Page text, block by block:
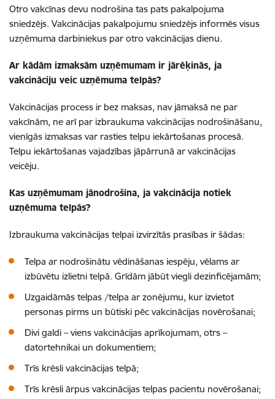
Otro vakcīnas devu nodrošina tas pats pakalpojuma
sniedzējs. Vakcinācijas pakalpojumu sniedzējs informēs visus
uzņēmuma darbiniekus par otro vakcinācijas dienu.
Ar kādām izmaksām uzņēmumam ir jārēķinās, ja
vakcināciju veic uzņēmuma telpās?
Vakcinācijas process ir bez maksas, nav jāmaksā ne par
vakcīnām, ne arī par izbraukuma vakcinācijas nodrošināšanu,
vienīgās izmaksas var rasties telpu iekārtošanas procesā.
Telpu iekārtošanas vajadzības jāpārrunā ar vakcinācijas
veicēju.
Kas uzņēmumam jānodrošina, ja vakcinācija notiek
uzņēmuma telpās?
Izbraukuma vakcinācijas telpai izvirzītās prasības ir šādas:
Telpa ar nodrošinātu vēdināšanas iespēju, vēlams ar
izbūvētu izlietni telpā. Grīdām jābūt viegli dezinficējamām;
Uzgaidāmās telpas /telpa ar zonējumu, kur izvietot
personas pirms un būtiski pēc vakcinācijas novērošanai;
Divi galdi – viens vakcinācijas aprīkojumam, otrs –
datortehnikai un dokumentiem;
Trīs krēsli vakcinācijas telpā;
Trīs krēsli ārpus vakcinācijas telpas pacientu novērošanai;